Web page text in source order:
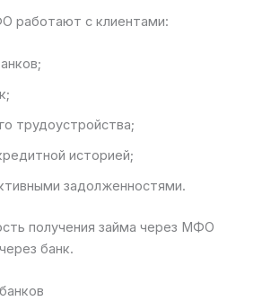
работают с клиентами:
трудоустройства;
историей;
задолженностями.
получения займа через МФО
банк.